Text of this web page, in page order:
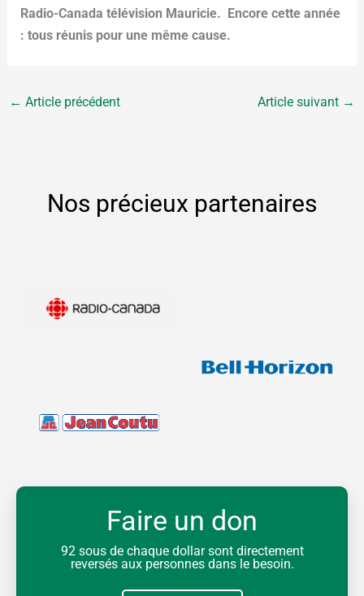
Radio-Canada télévision Mauricie. Encore cette année
: tous réunis pour une même cause.
← Article précédent Article suivant →
Nos précieux partenaires
Faire un don
92 sous de chaque dollar sont directement
reversés aux personnes dans le besoin.